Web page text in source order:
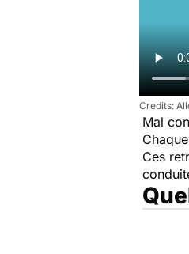
Mal
Ces